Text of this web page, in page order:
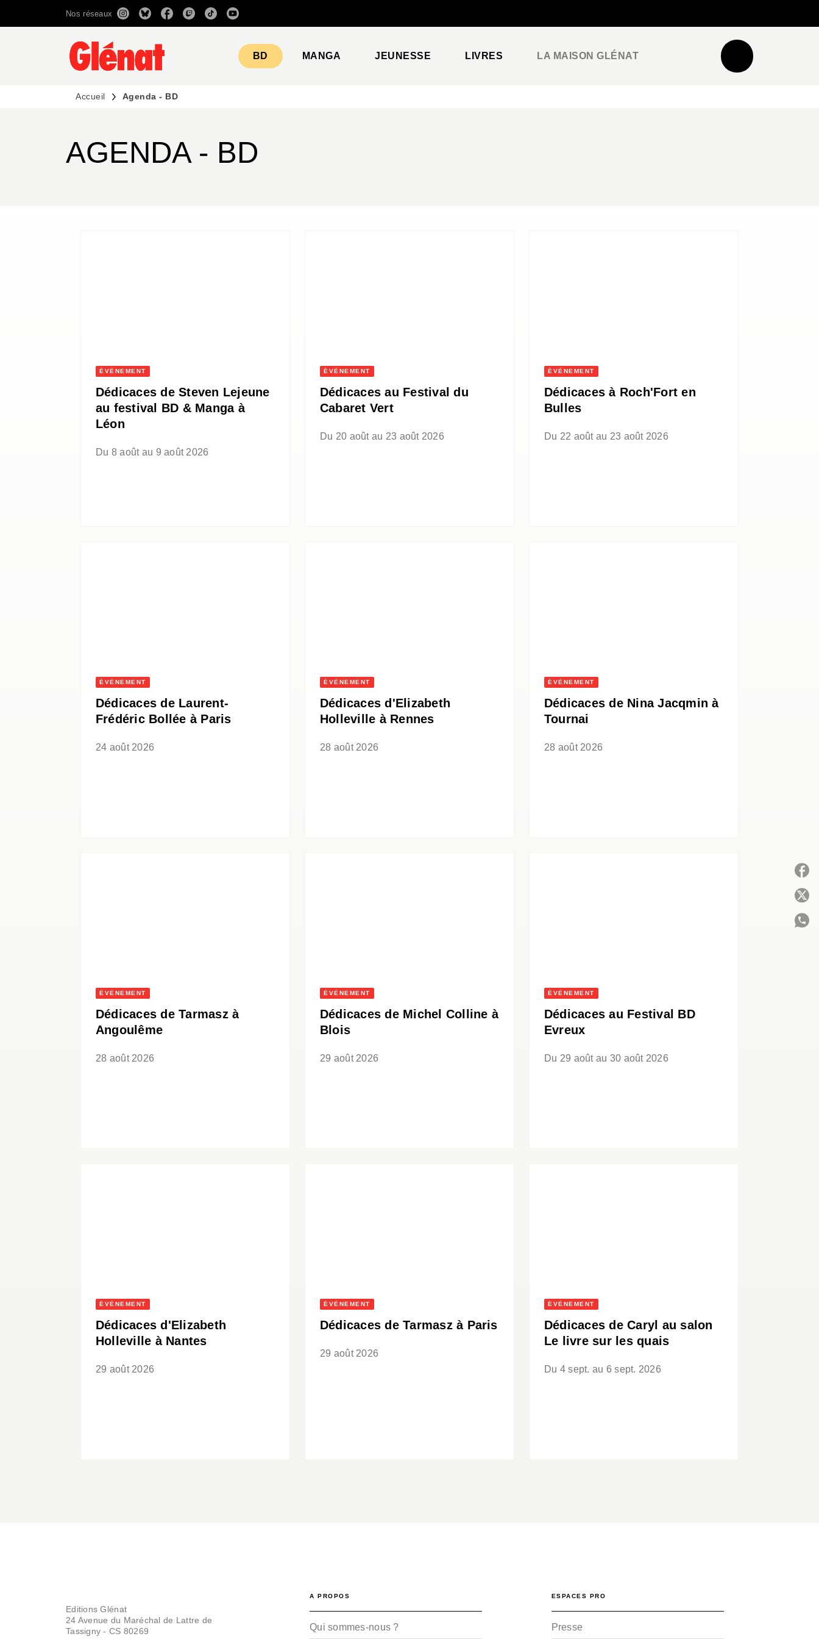
RECHERCHE CONTENU
Nos réseaux
BD MANGA JEUNESSE LIVRES LA MAISON GLÉNAT
Accueil Agenda - BD
AGENDA - BD
ÉVÈNEMENT
Dédicaces de Steven Lejeune
au festival BD & Manga à
Léon
Du 8 août au 9 août 2026
ÉVÈNEMENT
Dédicaces au Festival du
Cabaret Vert
Du 20 août au 23 août 2026
ÉVÈNEMENT
Dédicaces à Roch'Fort en
Bulles
Du 22 août au 23 août 2026
ÉVÈNEMENT
Dédicaces de Laurent-
Frédéric Bollée à Paris
24 août 2026
ÉVÈNEMENT
Dédicaces d'Elizabeth
Holleville à Rennes
28 août 2026
ÉVÈNEMENT
Dédicaces de Nina Jacqmin à
Tournai
28 août 2026
ÉVÈNEMENT
Dédicaces de Tarmasz à
Angoulême
28 août 2026
ÉVÈNEMENT
Dédicaces de Michel Colline à
Blois
29 août 2026
ÉVÈNEMENT
Dédicaces au Festival BD
Evreux
Du 29 août au 30 août 2026
ÉVÈNEMENT
Dédicaces d'Elizabeth
Holleville à Nantes
29 août 2026
ÉVÈNEMENT
Dédicaces de Tarmasz à Paris
29 août 2026
ÉVÈNEMENT
Dédicaces de Caryl au salon
Le livre sur les quais
Du 4 sept. au 6 sept. 2026
Editions Glénat
24 Avenue du Maréchal de Lattre de
Tassigny - CS 80269
A PROPOS
Qui sommes-nous ?
ESPACES PRO
Presse